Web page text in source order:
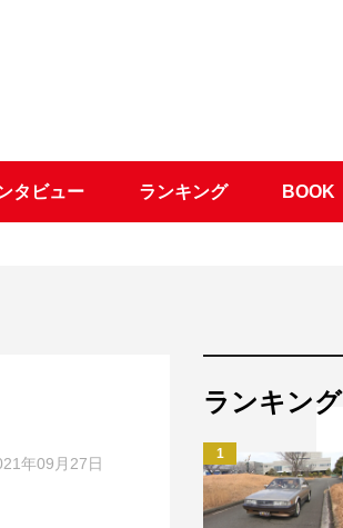
タビュー ランキング BOOK
年09月27日
ランキング
1